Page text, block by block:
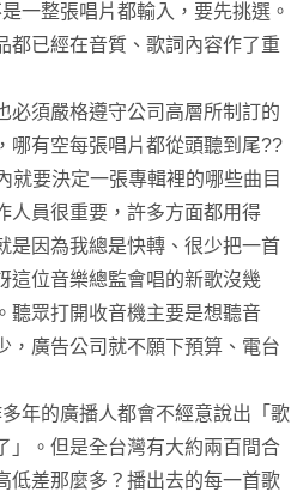
一整張唱片都輸入，要先挑選。
都已經在音質、歌詞內容作了重
必須嚴格遵守公司高層所制訂的
哪有空每張唱片都從頭聽到尾??
就要決定一張專輯裡的哪些曲目
人員很重要，許多方面都用得
是因為我總是快轉、很少把一首
這位音樂總監會唱的新歌沒幾
聽眾打開收音機主要是想聽音
，廣告公司就不願下預算、電台
年的廣播人都會不經意說出「歌
」。但是全台灣有大約兩百間合
低差那麼多？播出去的每一首歌